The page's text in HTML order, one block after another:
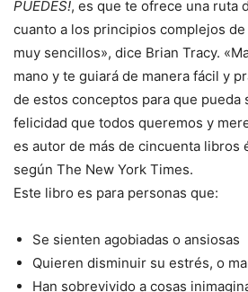
PUEDES!, es que te ofrece una ruta
cuanto a los principios complejos
muy sencillos», dice Brian Tracy.
mano y te guiará de manera fácil y
de estos conceptos para que pueda
felicidad que todos queremos y
es autor de más de cincuenta libros
según The New York Times.
Este libro es para personas que:
Se sienten agobiadas o ansiosas
Quieren disminuir su estrés, o
Han sobrevivido a cosas